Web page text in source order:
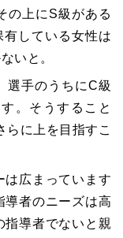
の上にS級がある
している女性は
いと。
選手のうちにC級
。そうすること
らに上を目指すこ
は広まっています
導者のニーズは高
指導者でないと親